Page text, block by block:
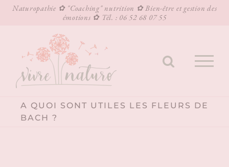
Naturopathie ✿ "Coaching" nutrition ✿ Bien-être et gestion des
émotions ✿ Tél. : 06 52 68 07 55
contenu
A QUOI SONT UTILES LES FLEURS DE
BACH ?